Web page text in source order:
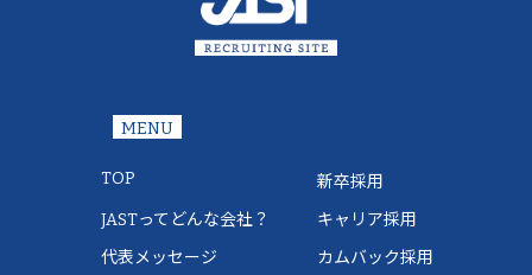
MENU
TOP
JASTってどんな会社？
代表メッセージ
新卒採用
キャリア採用
カムバック採用